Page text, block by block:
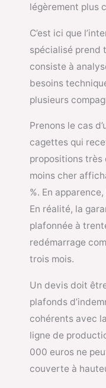
légèrement plus
C’est ici que
spécialisé prend
consiste à
besoins
plusieurs
Prenons le cas
cagettes qui
propositions
moins cher
%. En
En réalité, la
plafonnée à
redémarrage
trois mois.
Un devis doit
plafonds
cohérents avec
ligne de
000 euros ne
couverte à